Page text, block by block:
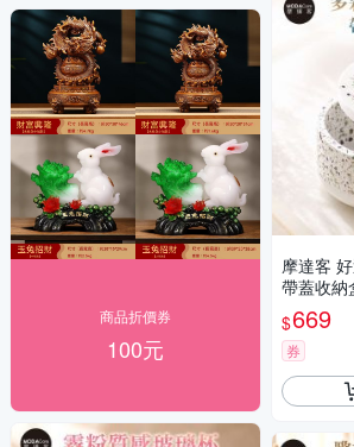
商品折價券
100元
摩達客
帶蓋收納
淨化能
納容器 藝
$669
券